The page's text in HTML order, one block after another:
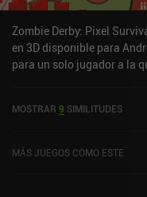
Zombie Derby: Pixel
en 3D disponible para
para un solo jugador a la
de 4,5 sobre 5,0 en Google
MOSTRAR 9 SIMILITUDES
MÁS JUEGOS COMO ESTE